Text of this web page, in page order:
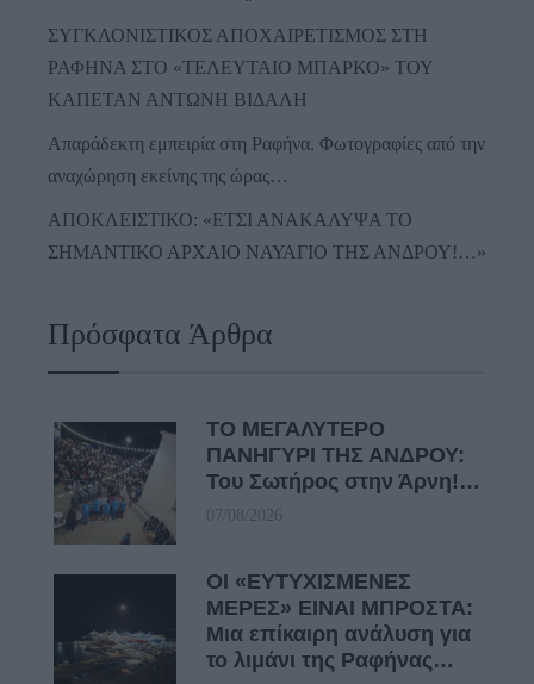
ΣΥΓΚΛΟΝΙΣΤΙΚΟΣ ΑΠΟΧΑΙΡΕΤΙΣΜΟΣ ΣΤΗ
ΡΑΦΗΝΑ ΣΤΟ «ΤΕΛΕΥΤΑΙΟ ΜΠΑΡΚΟ» ΤΟΥ
ΚΑΠΕΤΑΝ ΑΝΤΩΝΗ ΒΙΔΑΛΗ
Απαράδεκτη εμπειρία στη Ραφήνα. Φωτογραφίες από την
αναχώρηση εκείνης της ώρας…
ΑΠΟΚΛΕΙΣΤΙΚΟ: «ΕΤΣΙ ΑΝΑΚΑΛΥΨΑ ΤΟ
ΣΗΜΑΝΤΙΚΟ ΑΡΧΑΙΟ ΝΑΥΑΓΙΟ ΤΗΣ ΑΝΔΡΟΥ!…»
Πρόσφατα Άρθρα
ΤΟ ΜΕΓΑΛΥΤΕΡΟ
ΠΑΝΗΓΥΡΙ ΤΗΣ ΑΝΔΡΟΥ:
Του Σωτήρος στην Άρνη!…
07/08/2026
ΟΙ «ΕΥΤΥΧΙΣΜΕΝΕΣ
ΜΕΡΕΣ» ΕΙΝΑΙ ΜΠΡΟΣΤΑ:
Μια επίκαιρη ανάλυση για
το λιμάνι της Ραφήνας…